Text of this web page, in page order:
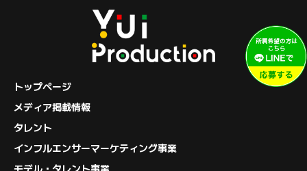
トップページ
メディア掲載情報
タレント
インフルエンサーマーケティング事業